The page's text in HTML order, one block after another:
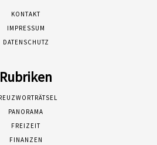
KONTAKT
IMPRESSUM
DATENSCHUTZ
Rubriken
PANORAMA
FREIZEIT
FINANZEN